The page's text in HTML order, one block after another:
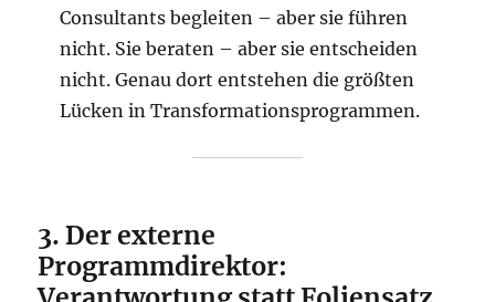
Consultants begleiten – aber sie führen
nicht. Sie beraten – aber sie entscheiden
nicht. Genau dort entstehen die größten
Lücken in Transformationsprogrammen.
3. Der externe
Programmdirektor: